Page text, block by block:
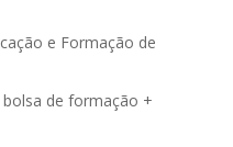
e Formação de
bolsa de formação +